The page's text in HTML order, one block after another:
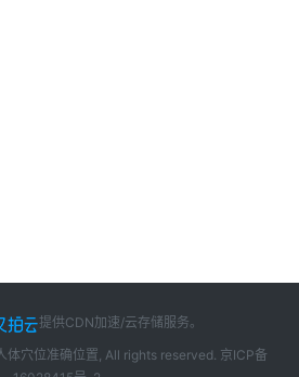
提供CDN加速/云存储服务。
穴位准确位置, All rights reserved. 京ICP备